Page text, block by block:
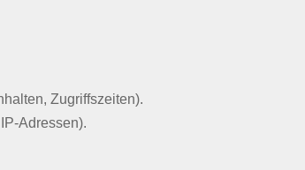
Zugriffszeiten).
Adressen).